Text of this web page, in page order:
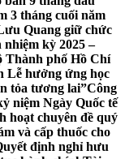
3 tháng cuối năm
Quang giữ chức
kỳ 2025 –
Thành phố Hồ Chí
Lễ hưởng ứng học
tỏa tương lai”Công
niệm Ngày Quốc tế
hoạt chuyên đề quý
và cấp thuốc cho
định nghỉ hưu